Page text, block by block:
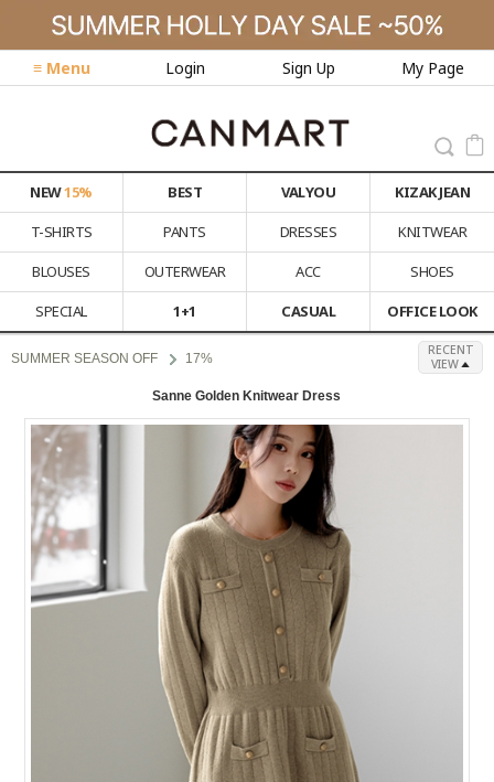
≡ Menu Login Sign Up My Page
NEW15% BEST VALYOU
KIZAK JEAN
T-SHIRTS
PANTS DRESSES
KNITWEAR
BLOUSES
OUTERWEAR ACC
SHOES
SPECIAL
1+1 CASUAL OFFICE LOOK
SUMMER SEASON OFF 17%
RECENT
VIEW
Sanne Golden Knitwear Dress